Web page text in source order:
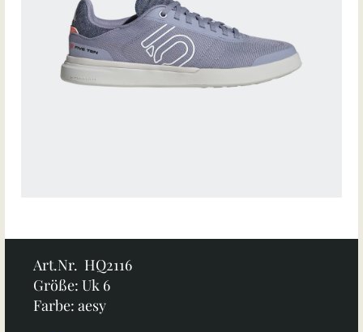
Art.Nr. HQ2116
Größe: Uk 6
Farbe: aesy